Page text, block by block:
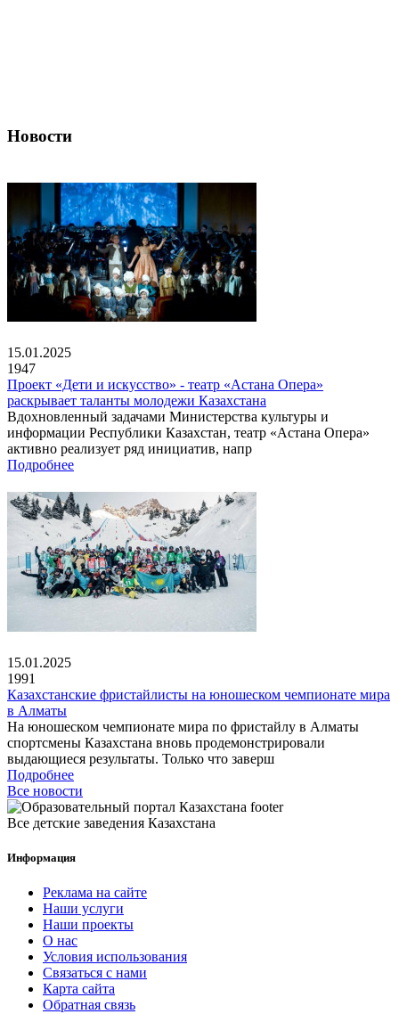
Новости
15.01.2025
1947
Проект «Дети и искусство» - театр «Астана Опера»
раскрывает таланты молодежи Казахстана
Вдохновленный задачами Министерства культуры и
информации Республики Казахстан, театр «Астана Опера»
активно реализует ряд инициатив, напр
Подробнее
15.01.2025
1991
Казахстанские фристайлисты на юношеском чемпионате мира
в Алматы
На юношеском чемпионате мира по фристайлу в Алматы
спортсмены Казахстана вновь продемонстрировали
выдающиеся результаты. Только что заверш
Подробнее
Все новости
Все детские заведения Казахстана
Информация
Реклама на сайте
Наши услуги
Наши проекты
О нас
Условия использования
Связаться с нами
Карта сайта
Обратная связь